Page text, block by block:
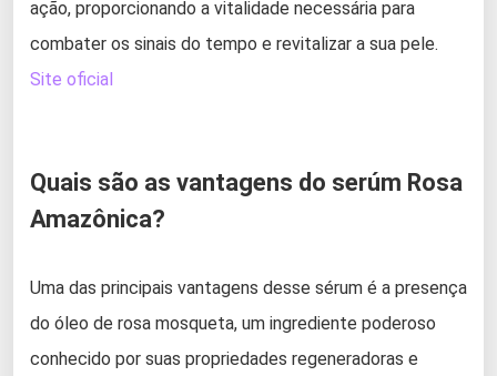
ação, proporcionando a vitalidade necessária para
combater os sinais do tempo e revitalizar a sua pele.
Site oficial
Quais são as vantagens do serúm Rosa
Amazônica?
Uma das principais vantagens desse sérum é a presença
do óleo de rosa mosqueta, um ingrediente poderoso
conhecido por suas propriedades regeneradoras e